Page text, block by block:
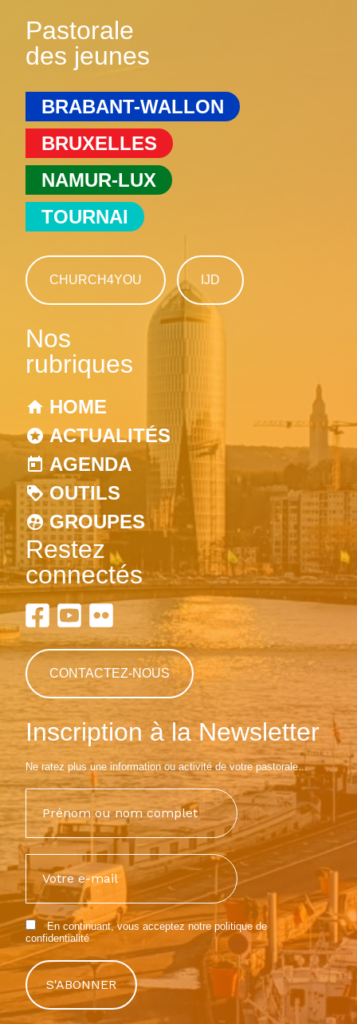
Pastorale
des jeunes
BRABANT-WALLON
BRUXELLES
NAMUR-LUX
TOURNAI
CHURCH4YOU IJD
Nos
rubriques
HOME
ACTUALITÉS
AGENDA
OUTILS
GROUPES
Restez
connectés
CONTACTEZ-NOUS
Inscription à la Newsletter
Ne ratez plus une information ou activité de votre pastorale...
En continuant, vous acceptez notre politique de
confidentialité